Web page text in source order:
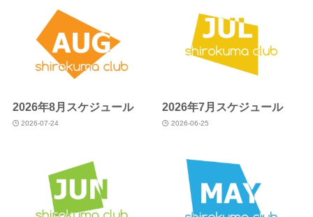
2026年8月スケジュール
2026-07-24
2026年7月スケジュール
2026-06-25